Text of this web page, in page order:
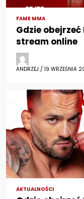
FAME MMA
Gdzie obejrzeć
stream online
ANDRZEJ / 19 WRZEŚNIA
AKTUALNOŚCI